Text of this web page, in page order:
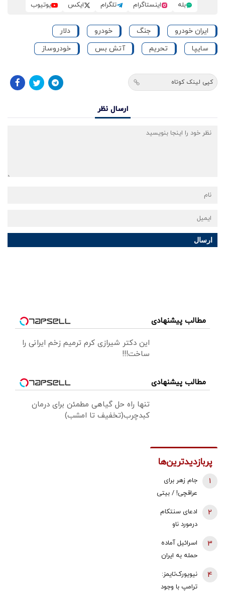
بله
اینستاگرام تلگرام ایکس یوتیوب
ایران خودرو جنگ خودرو
دلار
سایپا
تحریم آتش بس خودروساز
کپی لینک کوتاه
ارسال نظر
ارسال
مطالب پیشنهادی
این دکتر شیرازی کرم ترمیم زخم ایرانی را
ساخت!!!
مطالب پیشنهادی
تنها راه حل گیاهی مطمئن برای درمان
کبدچرب(تخفیف تا امشب)
پربازدیدترین‌ها
جام زهر برای
عراقچی! / بیتی
نشست خبری
خواند
1
ادعای سنتکام
درمورد ناو
آبراهام لینکلن
2
اسرائیل آماده
حمله به ایران
3
نیویورک‌تایمز:
ترامپ با وجود
4